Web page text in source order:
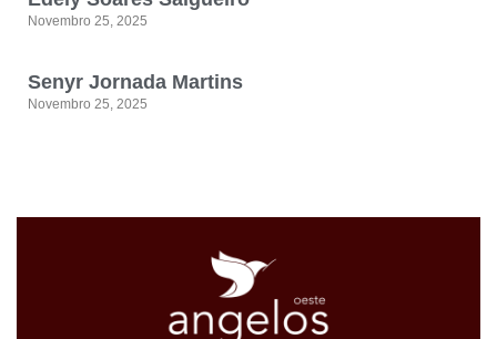
Novembro 25, 2025
Senyr Jornada Martins
Novembro 25, 2025